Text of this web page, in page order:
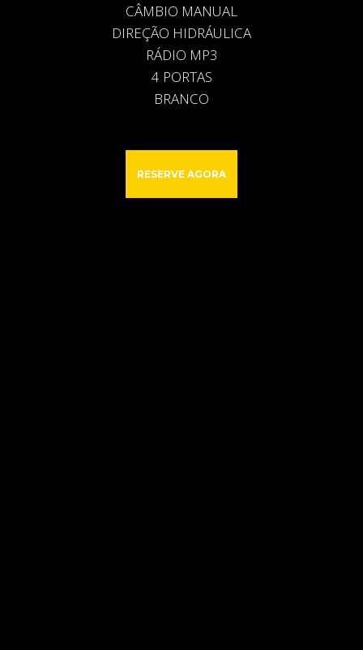
CÂMBIO MANUAL
DIREÇÃO HIDRÁULICA
RÁDIO MP3
4 PORTAS
BRANCO
RESERVE AGORA